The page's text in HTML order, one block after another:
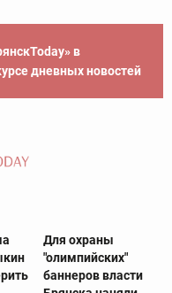
в
дневных новостей
Для охраны
"олимпийских"
баннеров власти